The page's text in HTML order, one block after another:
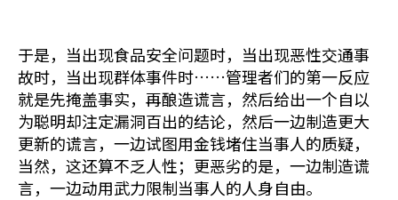
于是，当出现食品安全问题时，当出现恶性交通事
故时，当出现群体事件时……管理者们的第一反应
就是先掩盖事实，再酿造谎言，然后给出一个自以
为聪明却注定漏洞百出的结论，然后一边制造更大
更新的谎言，一边试图用金钱堵住当事人的质疑，
当然，这还算不乏人性；更恶劣的是，一边制造谎
言，一边动用武力限制当事人的人身自由。